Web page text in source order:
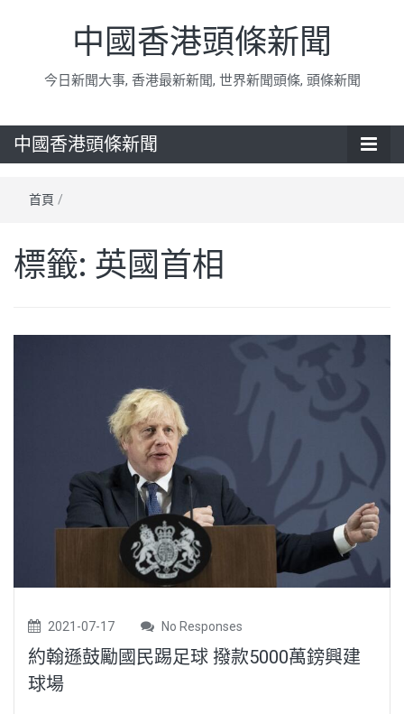
中國香港頭條新聞
今日新聞大事, 香港最新新聞, 世界新聞頭條, 頭條新聞
中國香港頭條新聞
首頁 /
標籤: 英國首相
2021-07-17 No Responses
約翰遜鼓勵國民踢足球 撥款5000萬鎊興建
球場